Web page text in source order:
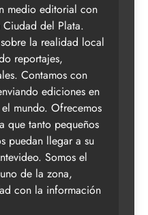
medio editorial con
del Plata.
la realidad local
reportajes,
Contamos con
ediciones en
mundo. Ofrecemos
que tanto pequeños
puedan llegar a su
Somos el
de la zona,
con la información